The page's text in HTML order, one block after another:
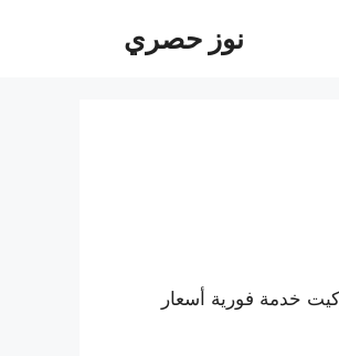
نوز حصري
خدمة فورية أسعار